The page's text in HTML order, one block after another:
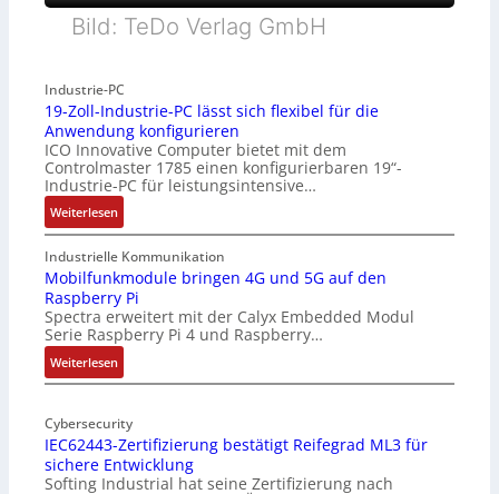
Bild: TeDo Verlag GmbH
Industrie-PC
19-Zoll-Industrie-PC lässt sich flexibel für die
Anwendung konfigurieren
ICO Innovative Computer bietet mit dem
Controlmaster 1785 einen konfigurierbaren 19“-
Industrie-PC für leistungsintensive…
Weiterlesen:
1
9
-
Z
o
l
l
-
n
d
u
s
Industrielle Kommunikation
Mobilfunkmodule bringen 4G und 5G auf den
Raspberry Pi
Spectra erweitert mit der Calyx Embedded Modul
Serie Raspberry Pi 4 und Raspberry…
Weiterlesen:
M
b
i
l
f
Cybersecurity
IEC62443-Zertifizierung bestätigt Reifegrad ML3 für
sichere Entwicklung
Softing Industrial hat seine Zertifizierung nach